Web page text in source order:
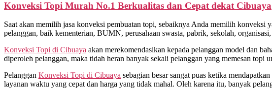
Konveksi Topi Murah No.1 Berkualitas dan Cepat dekat Cibuaya
Saat akan memilih jasa konveksi pembuatan topi, sebaiknya Anda memilih konveksi
pelanggan, baik kementerian, BUMN, perusahaan swasta, pabrik, sekolah,
Konveksi Topi di Cibuaya akan merekomendasikan kepada pelanggan model dan
diperoleh pelanggan, maka tidah heran banyak sekali pelanggan yang memesan
Pelanggan Konveksi Topi di Cibuaya sebagian besar sangat puas ketika
layanan waktu yang cepat dan harga yang tidak mahal. Oleh karena itu, banyak